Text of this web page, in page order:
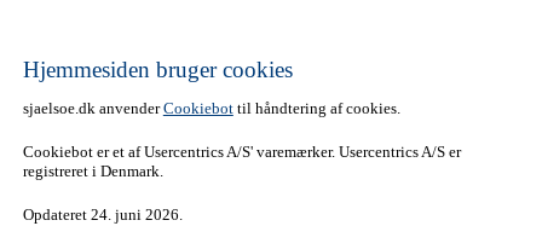
Hjemmesiden bruger cookies
sjaelsoe.dk anvenderCookiebottil håndtering af cookies.
Cookiebot er et af Usercentrics A/S' varemærker. Usercentrics A/S er
registreret i Denmark.
Opdateret 24. juni 2026.